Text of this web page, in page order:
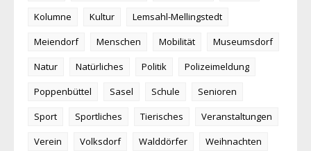
Kolumne
Kultur
Lemsahl-Mellingstedt
Meiendorf
Menschen Mobilität
Museumsdorf
Natur
Natürliches Politik
Polizeimeldung
Poppenbüttel
Sasel Schule
Senioren
Sport
Sportliches Tierisches
Veranstaltungen
Verein
Volksdorf Walddörfer
Weihnachten